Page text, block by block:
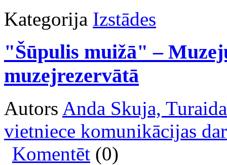
Kategorija Izstādes
"Šūpulis muižā" –
muzejrezervātā
Autors Anda Skuja,
vietniece komunikācijas
Komentēt (0)